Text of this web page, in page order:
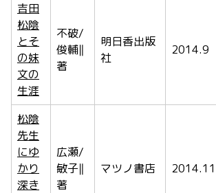
吉田
松陰
とそ
の妹
文の
生涯
不破/
俊輔‖
著
明日香出版
社
2014.9
松陰
先生
にゆ
かり
深き
広瀬/
敏子‖
著
マツノ書店 2014.11